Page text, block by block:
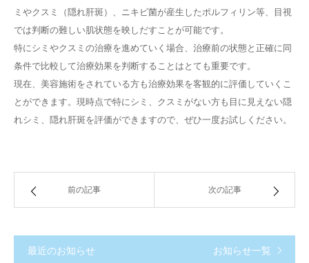
ミやクスミ（隠れ肝斑）、ニキビ菌が産生したポルフィリン等、目視
では判断の難しい肌状態を映しだすことが可能です。
特にシミやクスミの治療を進めていく場合、治療前の状態と正確に同
条件で比較して治療効果を判断することはとても重要です。
現在、美容施術をされている方も治療効果を客観的に評価していくこ
とができます。現時点で特にシミ、クスミがない方も目に見えない隠
れシミ、隠れ肝斑を評価ができますので、ぜひ一度お試しください。
前の記事 次の記事
最近のお知らせ お知らせ一覧